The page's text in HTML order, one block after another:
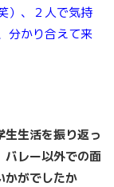
）、２人で気持
分かり合えて来
生活を振り返っ
バレー以外での面
かがでしたか